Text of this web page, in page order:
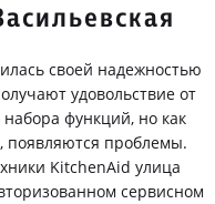
своей надежностью
удовольствие от
функций, но как
появляются проблемы.
KitchenAid улица
сервисном